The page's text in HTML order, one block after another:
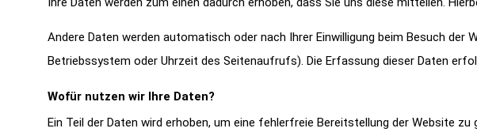
Andere Daten werden automatisch oder nach Ihrer Einwilligung beim Besuch
Betriebssystem oder Uhrzeit des Seitenaufrufs). Die Erfassung dieser Daten
Wofür nutzen wir Ihre Daten?
Ein Teil der Daten wird erhoben, um eine fehlerfreie Bereitstellung der Website